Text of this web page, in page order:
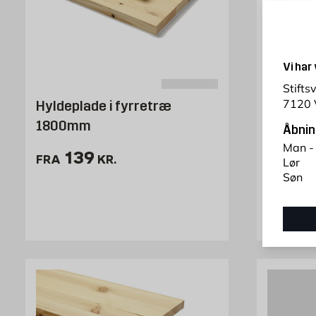
Vi har
7120
Man -
Lør
Søn
Hyldeplade i fyrretræ
1800mm
FRA Pris 139 kr. /stk
139 KR.
Hylde
Fås i flere
FRA 89